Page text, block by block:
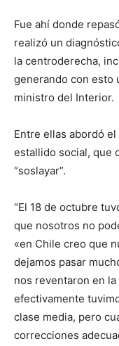
Fue ahí donde
realizó un
la centroderecha,
generando con esto
ministro del Interior.
Entre ellas abordó
estallido social, que
“soslayar”.
“El 18 de octubre
que nosotros no
«en Chile creo que
dejamos pasar
nos reventaron en
efectivamente
clase media, pero
correcciones